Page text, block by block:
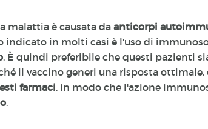
malattia è causata da anticorpi
indicato in molti casi è l'uso di
. È quindi preferibile che questi pazienti
il vaccino generi una risposta
farmaci, in modo che l'azione
.